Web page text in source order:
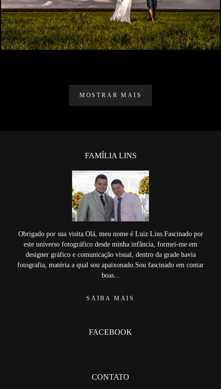
MOSTRAR MAIS
FAMÍLIA LINS
Obrigado por sua visita.Olá, meu nome é Luiz Lins.Fascinado por
este universo fotográfico desde minha infância, formei-me em
designer gráfico e comunicação visual, dentro da grade havia
fotografia, matéria a qual sou apaixonado.Sou fascinado em contar
boas...
SAIBA MAIS
FACEBOOK
CONTATO